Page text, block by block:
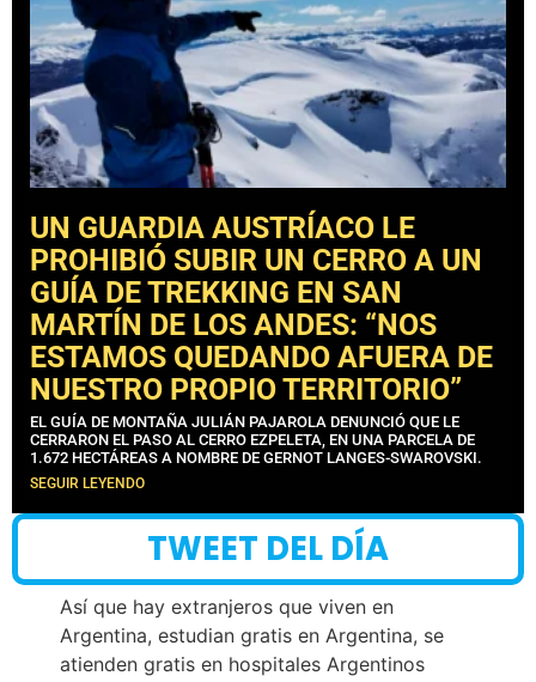
UN GUARDIA AUSTRÍACO LE
PROHIBIÓ SUBIR UN CERRO A UN
GUÍA DE TREKKING EN SAN
MARTÍN DE LOS ANDES: “NOS
ESTAMOS QUEDANDO AFUERA DE
NUESTRO PROPIO TERRITORIO”
EL GUÍA DE MONTAÑA JULIÁN PAJAROLA DENUNCIÓ QUE LE
CERRARON EL PASO AL CERRO EZPELETA, EN UNA PARCELA DE
1.672 HECTÁREAS A NOMBRE DE GERNOT LANGES-SWAROVSKI.
SEGUIR LEYENDO
TWEET DEL DÍA
Así que hay extranjeros que viven en
Argentina, estudian gratis en Argentina, se
atienden gratis en hospitales Argentinos